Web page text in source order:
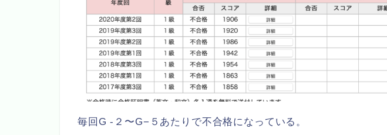
毎回G -２〜G−５あたりで不合格になっている。